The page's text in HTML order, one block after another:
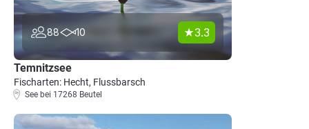
88 10 3.3
Temnitzsee
Fischarten: Hecht, Flussbarsch
See bei 17268 Beutel